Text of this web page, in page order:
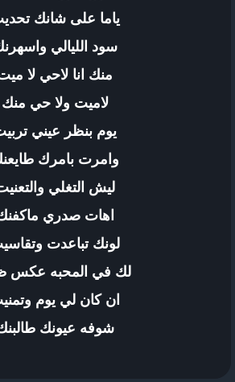
ياما على شانك
سود الليالي
منك انا لاحي لا
لاميت ولا حي منك
يوم بنظر عيني
وامرت بامرك
ليش التغلي
اهات صدري
لونك تباعدت
لك في المحبه عكس
ان كان لي يوم
شوفه عيونك